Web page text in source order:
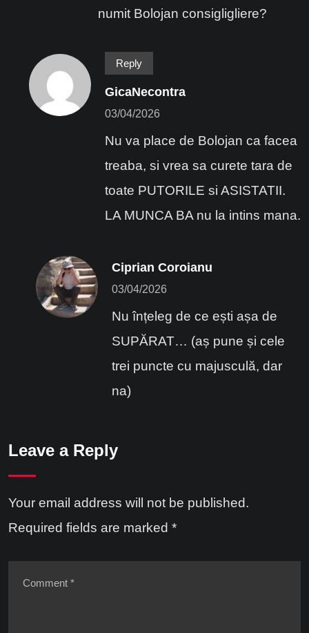
numit Bolojan consigligliere?
Reply
GicaNecontra
03/04/2026
Nu va place de Bolojan ca facea
treaba, si vrea sa curete tara de
toate PUTORILE si ASISTATII.
LA MUNCA BA nu la intins mana.
Ciprian Coroianu
03/04/2026
Nu înțeleg de ce ești așa de
SUPĂRAT… (aș pune și cele
trei puncte cu majusculă, dar
na)
Leave a Reply
Your email address will not be published.
Required fields are marked *